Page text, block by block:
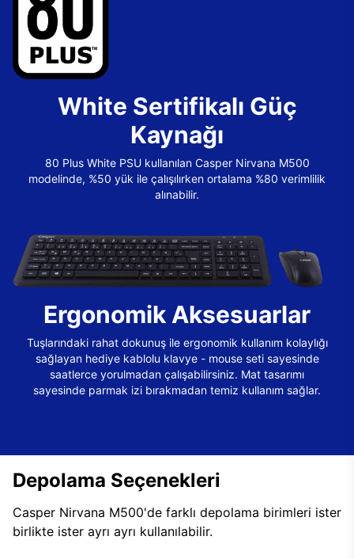
White Sertifikalı Güç
Kaynağı
80 Plus White PSU kullanılan Casper Nirvana M500
modelinde, %50 yük ile çalışılırken ortalama %80 verimlilik
alınabilir.
Ergonomik Aksesuarlar
Tuşlarındaki rahat dokunuş ile ergonomik kullanım kolaylığı
sağlayan hediye kablolu klavye - mouse seti sayesinde
saatlerce yorulmadan çalışabilirsiniz. Mat tasarımı
sayesinde parmak izi bırakmadan temiz kullanım sağlar.
Depolama Seçenekleri
Casper Nirvana M500'de farklı depolama birimleri ister
birlikte ister ayrı ayrı kullanılabilir.